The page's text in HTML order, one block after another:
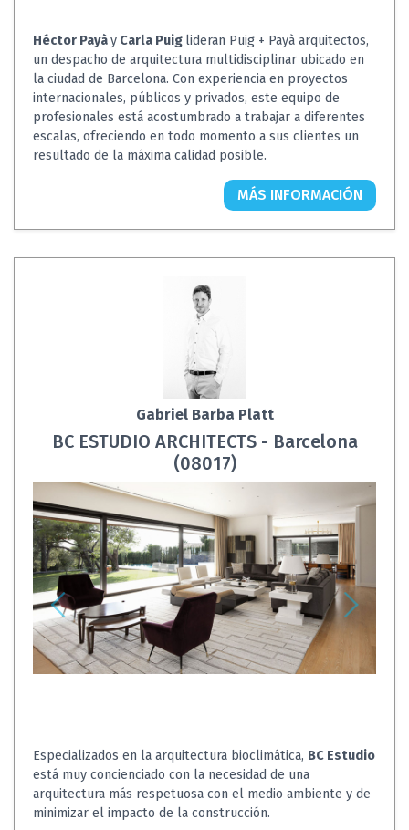
Héctor Payày Carla Puig lideran Puig + Payà arquitectos,
un despacho de arquitectura multidisciplinar ubicado en
la ciudad de Barcelona. Con experiencia en proyectos
internacionales, públicos y privados, este equipo de
profesionales está acostumbrado a trabajar a diferentes
escalas, ofreciendo en todo momento a sus clientes un
resultado de la máxima calidad posible.
MÁS INFORMACIÓN
Gabriel Barba Platt
BC ESTUDIO ARCHITECTS - Barcelona
(08017)
Especializados en la arquitectura bioclimática, BC Estudio
está muy concienciado con la necesidad de una
arquitectura más respetuosa con el medio ambiente y de
minimizar el impacto de la construcción.